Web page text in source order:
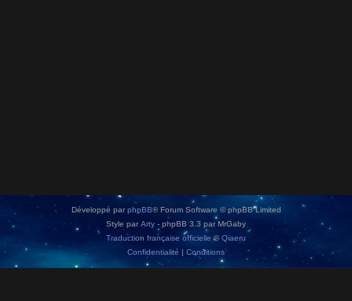
Développé par phpBB® Forum Software © phpBB Limited
Style parArty - phpBB 3.3 par MrGaby
Traduction française officielle ©Qiaeru
Confidentialité | Conditions